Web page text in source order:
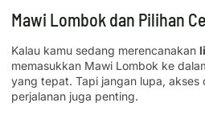
Mawi Lombok dan Pilihan
Kalau kamu sedang merencanakan
memasukkan Mawi Lombok ke
yang tepat. Tapi jangan lupa, akses
perjalanan juga penting.